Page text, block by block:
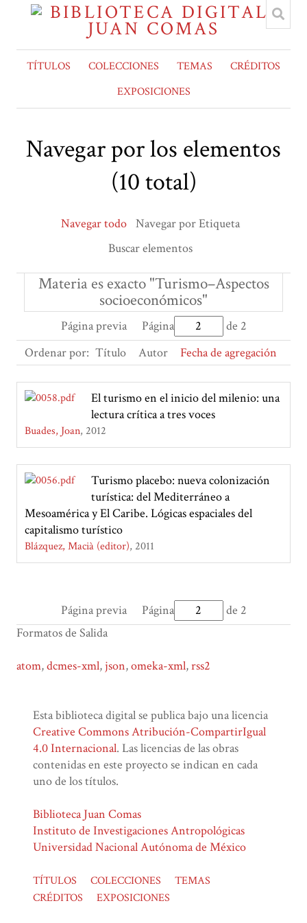
TÍTULOS COLECCIONES TEMAS
CRÉDITOS
EXPOSICIONES
Navegar por los elementos
(10 total)
Navegar todo Navegar por Etiqueta
Buscar elementos
Materia es exacto "Turismo–Aspectos
socioeconómicos"
Página previa Página
de 2
Ordenar por: Título Autor Fecha de agregación
El turismo en el inicio del milenio: una
lectura crítica a tres voces
Buades, Joan 2012
Turismo placebo: nueva colonización
turística: del Mediterráneo a
Mesoamérica y El Caribe. Lógicas espaciales del
capitalismo turístico
Blázquez, Macià (editor) 2011
Página previa Página
de 2
Formatos de Salida
atom,dcmes-xml, json,omeka-xml,rss2
Esta biblioteca digital se publica bajo una licencia
Creative Commons Atribución-CompartirIgual
4.0 Internacional. Las licencias de las obras
contenidas en este proyecto se indican en cada
uno de los títulos.
Biblioteca Juan Comas
Instituto de Investigaciones Antropológicas
Universidad Nacional Autónoma de México
TÍTULOS COLECCIONES
TEMAS
CRÉDITOS
EXPOSICIONES